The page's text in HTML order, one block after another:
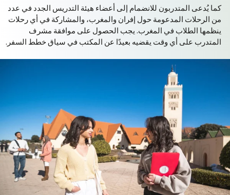
كما يُدعى المتدربون للانضمام إلى أعضاء هيئة التدريس الجدد في عدد
من الرحلات المدعومة حول إفران والمغرب، والمشاركة في أي رحلات
ينظمها الطلاب في المغرب. يجب الحصول على موافقة مشرف
المتدرب على أي وقت يقضيه بعيدًا عن المكتب في سياق خطط السفر .